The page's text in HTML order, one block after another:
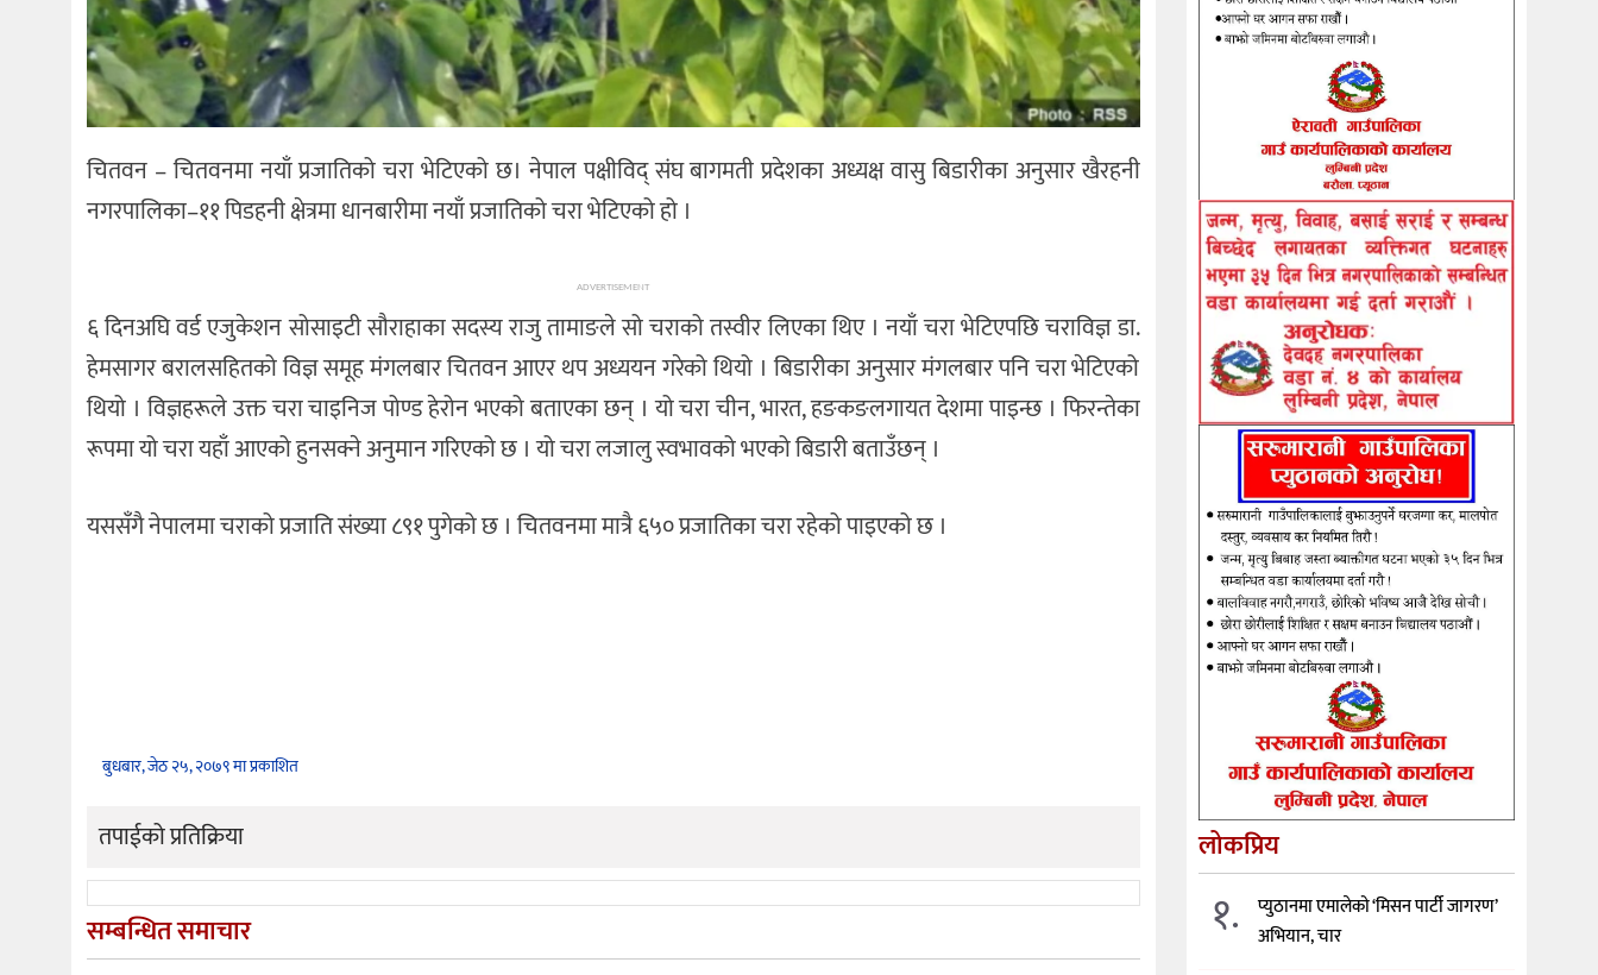
चितवन – चितवनमा नयाँ प्रजातिको चरा भेटिएको छ। नेपाल पक्षीविद् संघ बागमती प्रदेशका अध्यक्ष वासु बिडारीका अनुसार खैरहनी
नगरपालिका–११ पिडहनी क्षेत्रमा धानबारीमा नयाँ प्रजातिको चरा भेटिएको हो ।
ADVERTISEMENT
६ दिनअघि वर्ड एजुकेशन सोसाइटी सौराहाका सदस्य राजु तामाङले सो चराको तस्वीर लिएका थिए । नयाँ चरा भेटिएपछि चराविज्ञ डा.
हेमसागर बरालसहितको विज्ञ समूह मंगलबार चितवन आएर थप अध्ययन गरेको थियो । बिडारीका अनुसार मंगलबार पनि चरा भेटिएको
थियो । विज्ञहरूले उक्त चरा चाइनिज पोण्ड हेरोन भएको बताएका छन् । यो चरा चीन, भारत, हङकङलगायत देशमा पाइन्छ । फिरन्तेका
रूपमा यो चरा यहाँ आएको हुनसक्ने अनुमान गरिएको छ । यो चरा लजालु स्वभावको भएको बिडारी बताउँछन् ।
यससँगै नेपालमा चराको प्रजाति संख्या ८९१ पुगेको छ । चितवनमा मात्रै ६५० प्रजातिका चरा रहेको पाइएको छ ।
बुधबार, जेठ २५, २०७९ मा प्रकाशित
तपाईको प्रतिक्रिया
सम्बन्धित समाचार
लोकप्रिय
१.
प्युठानमा एमालेको ‘मिसन पार्टी जागरण’
अभियान, चार